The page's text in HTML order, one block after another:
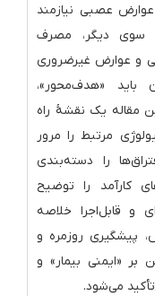
عصبی نیازمند
سوی دیگر، مصرف
و عوارض غیرضروری
باید «هدف‌محور»،
مقاله یک نقشهٔ راه
مرتبط را مرور
را دسته‌بندی
کارآمد را توضیح
و قابل‌اجرا خلاصه
پیشگیری روزمره و
بر «ایمنی بیمار» و
می‌شود.